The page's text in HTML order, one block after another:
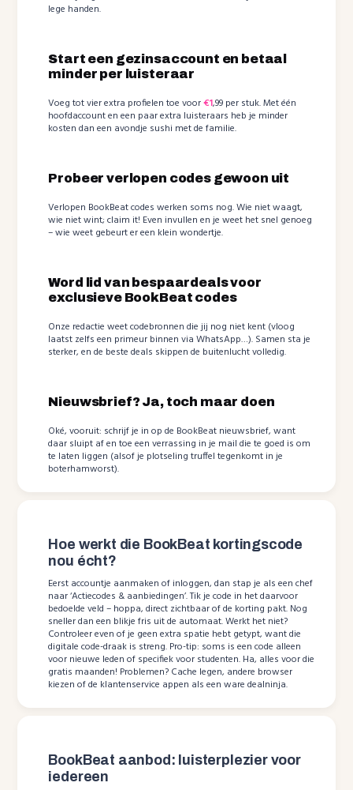
lege handen.
Start een gezinsaccount en betaal
minder per luisteraar
Voeg tot vier extra profielen toe voor€1,99 per stuk. Met één
hoofdaccount en een paar extra luisteraars heb je minder
kosten dan een avondje sushi met de familie.
Probeer verlopen codes gewoon uit
Verlopen BookBeat codes werken soms nog. Wie niet waagt,
wie niet wint; claim it! Even invullen en je weet het snel genoeg
– wie weet gebeurt er een klein wondertje.
Word lid van bespaardeals voor
exclusieve BookBeat codes
Onze redactie weet codebronnen die jij nog niet kent (vloog
laatst zelfs een primeur binnen via WhatsApp…). Samen sta je
sterker, en de beste deals skippen de buitenlucht volledig.
Nieuwsbrief? Ja, toch maar doen
Oké, vooruit: schrijf je in op de BookBeat nieuwsbrief, want
daar sluipt af en toe een verrassing in je mail die te goed is om
te laten liggen (alsof je plotseling truffel tegenkomt in je
boterhamworst).
Hoe werkt die BookBeat kortingscode
nou écht?
Eerst accountje aanmaken of inloggen, dan stap je als een chef
naar ‘Actiecodes & aanbiedingen’. Tik je code in het daarvoor
bedoelde veld – hoppa, direct zichtbaar of de korting pakt. Nog
sneller dan een blikje fris uit de automaat. Werkt het niet?
Controleer even of je geen extra spatie hebt getypt, want die
digitale code-draak is streng. Pro-tip: soms is een code alleen
voor nieuwe leden of specifiek voor studenten. Ha, alles voor die
gratis maanden! Problemen? Cache legen, andere browser
kiezen of de klantenservice appen als een ware dealninja.
BookBeat aanbod: luisterplezier voor
iedereen